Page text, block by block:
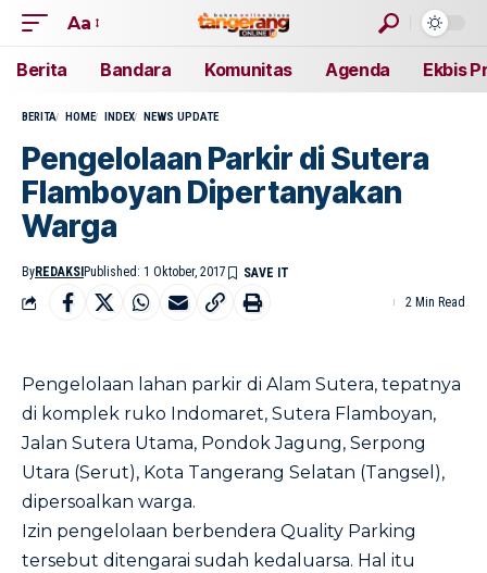
Aa
Berita Bandara Komunitas Agenda Ekbis
BERITA HOME INDEX NEWS UPDATE
Pengelolaan Parkir di Sutera
Flamboyan Dipertanyakan
Warga
ByREDAKSI Published: 1 Oktober, 2017
2 Min Read
Pengelolaan lahan parkir di Alam Sutera, tepatnya
di komplek ruko Indomaret, Sutera Flamboyan,
Jalan Sutera Utama, Pondok Jagung, Serpong
Utara (Serut), Kota Tangerang Selatan (Tangsel),
dipersoalkan warga.
Izin pengelolaan berbendera Quality Parking
tersebut ditengarai sudah kedaluarsa. Hal itu